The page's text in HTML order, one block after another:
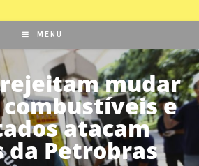
MENU
mudar
combustíveis e
atacam
da Petrobras